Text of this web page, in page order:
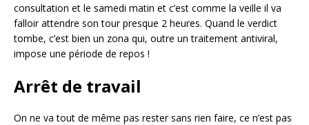
consultation et le samedi matin et c’est comme la veille il va
falloir attendre son tour presque 2 heures. Quand le verdict
tombe, c’est bien un zona qui, outre un traitement antiviral,
impose une période de repos !
Arrêt de travail
On ne va tout de même pas rester sans rien faire, ce n’est pas